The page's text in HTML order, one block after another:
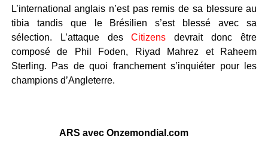
L’international anglais n’est pas remis de sa blessure au
tibia tandis que le Brésilien s’est blessé avec sa
sélection. L’attaque desCitizens devrait donc être
composé de Phil Foden, Riyad Mahrez et Raheem
Sterling. Pas de quoi franchement s’inquiéter pour les
champions d’Angleterre.
ARS avec Onzemondial.com